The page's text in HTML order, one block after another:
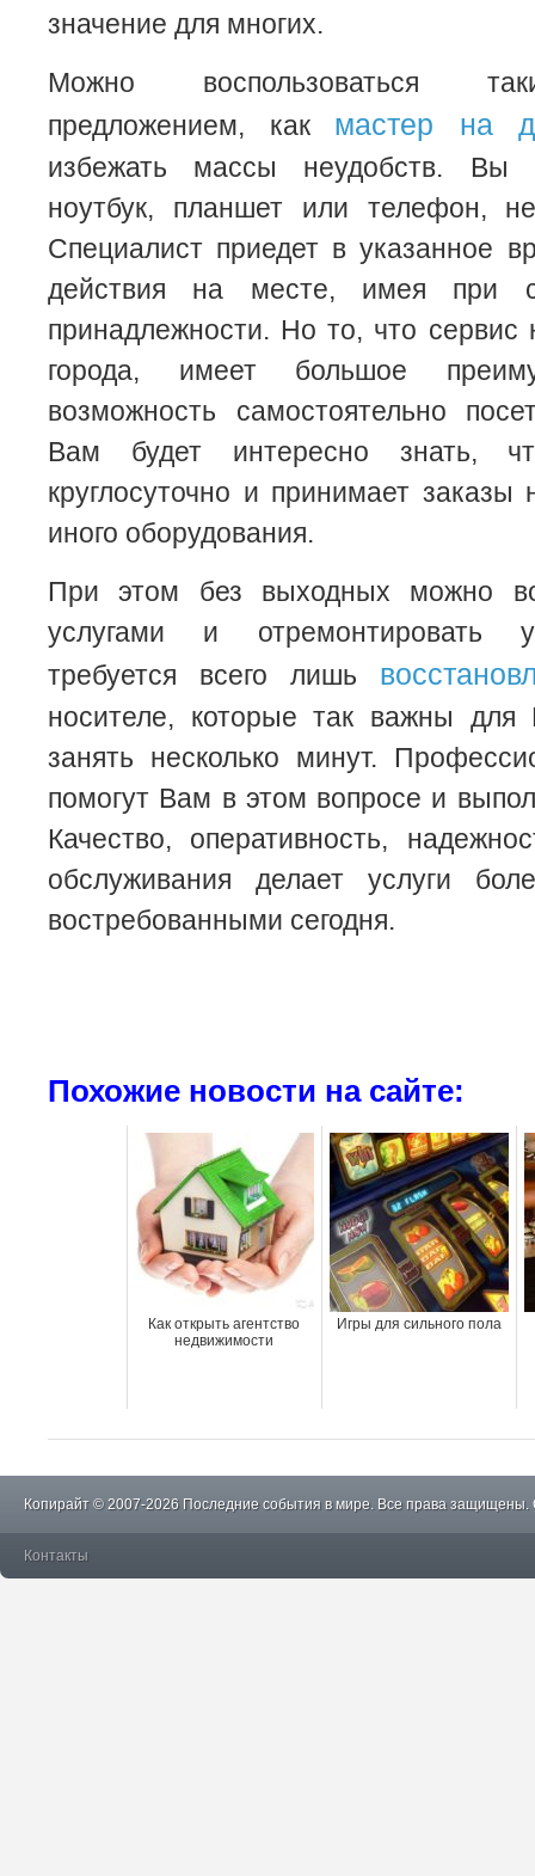
значение для многих.
Можно воспользоваться
предложением, как мастер на
избежать массы неудобств. Вы
ноутбук, планшет или телефон,
Специалист приедет в указанное
действия на месте, имея при
принадлежности. Но то, что сервис
города, имеет большое
возможность самостоятельно
Вам будет интересно знать,
круглосуточно и принимает
иного оборудования.
При этом без выходных можно
услугами и отремонтировать
требуется всего лишь
носителе, которые так важны
занять несколько минут.
помогут Вам в этом вопросе и
Качество, оперативность,
обслуживания делает услуги
востребованными сегодня.
Похожие новости на сайте:
Как открыть агентство
недвижимости
Игры для сильного пола
Копирайт © 2007-2026 Последние события в мире. Все права защищены.
Контакты